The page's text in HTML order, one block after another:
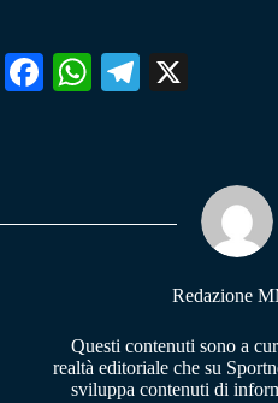
Fa W
pp
Te
m
Redazione
Questi contenuti sono a
realtà editoriale che su
sviluppa contenuti di